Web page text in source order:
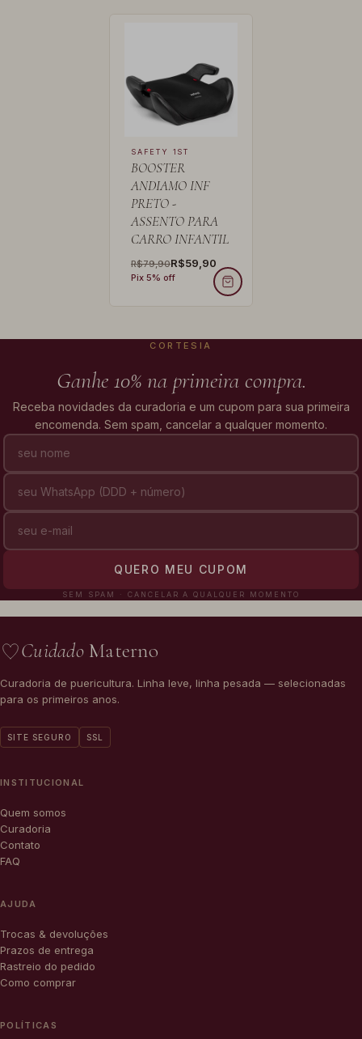
SAFETY 1ST
BOOSTER
ANDIAMO INF
PRETO -
ASSENTO PARA
CARRO INFANTIL
R$79,90R$59,90
Pix 5% off
CORTESIA
Ganhe 10% na primeira compra.
Receba novidades da curadoria e um cupom para sua primeira
encomenda. Sem spam, cancelar a qualquer momento.
QUERO MEU CUPOM
SEM SPAM · CANCELAR A QUALQUER MOMENTO
Cuidado Materno
Curadoria de puericultura. Linha leve, linha pesada — selecionadas
para os primeiros anos.
SITE SEGURO SSL
INSTITUCIONAL
Quem somos
Curadoria
Contato
FAQ
AJUDA
Trocas & devoluções
Prazos de entrega
Rastreio do pedido
Como comprar
POLÍTICAS